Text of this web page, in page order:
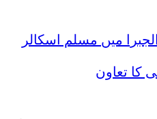
میں مسلم اسکالر
کا تعاون